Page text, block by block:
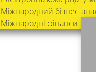
Міжнародний бізнес-
Міжнародні фінанси